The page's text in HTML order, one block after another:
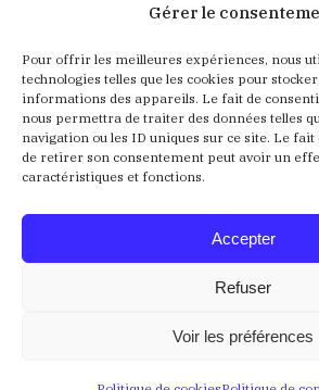
Gérer le
Pour offrir les meilleures expériences, nous
technologies telles que les cookies pour
informations des appareils. Le fait de
nous permettra de traiter des données telles
navigation ou les ID uniques sur ce site. Le
de retirer son consentement peut avoir un
caractéristiques et fonctions.
Accepter
Refuser
Voir les préférences
Places individuelles :de 8 à 35€
Achetez vos places
JE RÉSERVE